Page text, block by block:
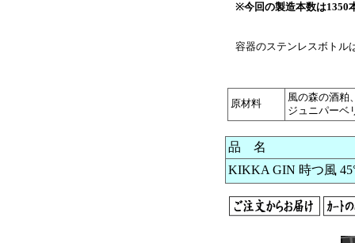
※今回の製造本数は1350
容器のステンレスボトル
原材料
風の森の酒粕
ジュニパーベ
品 名
KIKKA GIN 時つ風